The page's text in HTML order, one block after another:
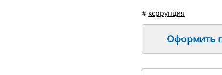
# коррупция
Оформить